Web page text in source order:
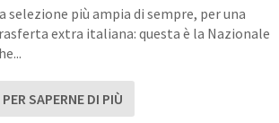
selezione più ampia di sempre, per una
extra italiana: questa è la Nazionale
PER SAPERNE DI PIÙ